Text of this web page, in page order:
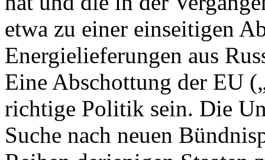
etwa zu einer einseitigen
Energielieferungen aus
Eine Abschottung der EU
richtige Politik sein. Die
Suche nach neuen